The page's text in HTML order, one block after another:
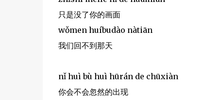
只是没了你的画面
wǒmen huíbudào nàtiān
我们回不到那天
nǐ huì bù huì hūrán de chūxiàn
你会不会忽然的出现